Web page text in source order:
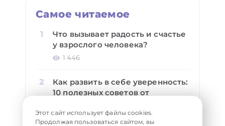
Самое читаемое
Что вызывает радость и счастье
у взрослого человека?
1 446
Как развить в себе уверенность:
10 полезных советов от
1 010
Этот сайт использует файлы cookies.
Продолжая пользоваться сайтом, вы